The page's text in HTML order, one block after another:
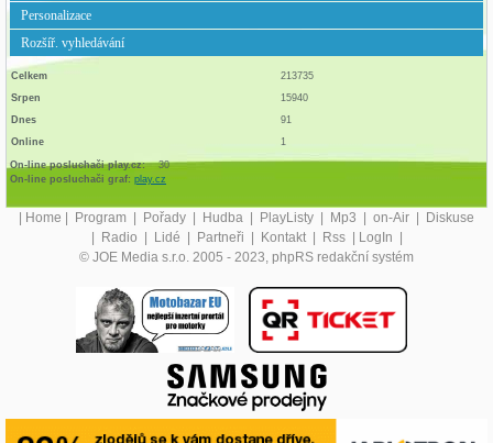
Personalizace
Rozšíř. vyhledávání
Celkem
213735
Srpen
15940
Dnes
91
Online
1
On-line posluchači play.cz:
30
On-line posluchači graf: play.cz
| Home | Program | Pořady | Hudba | PlayListy | Mp3 | on-Air | Diskuse
| Radio | Lidé | Partneři | Kontakt | Rss | LogIn |
© JOE Media s.r.o. 2005 - 2023, phpRS redakční systém